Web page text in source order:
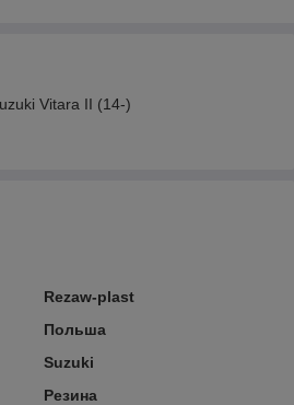
Vitara II (14-)
Rezaw-plast
Польша
Suzuki
Резина